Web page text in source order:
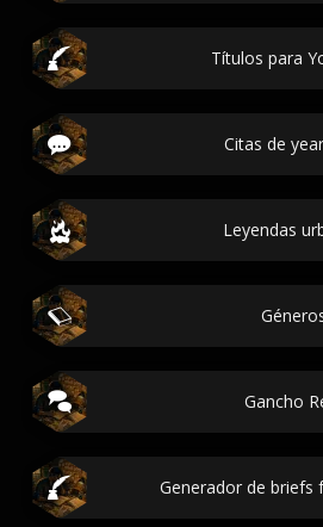
Títulos para
Citas de
Leyendas
Gancho
Generador de briefs